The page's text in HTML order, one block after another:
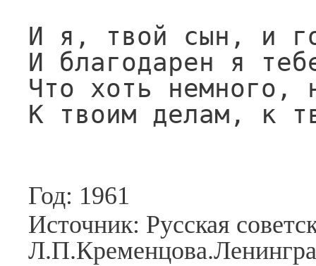
И я, твой сын, и
И благодарен я
Что хоть немного,
К твоим делам, к
Год: 1961
Источник: Русская